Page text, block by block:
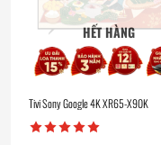
HẾT HÀNG
Tivi Sony Google 4K XR65-X90K